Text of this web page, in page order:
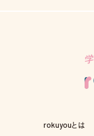
rokuyouとは